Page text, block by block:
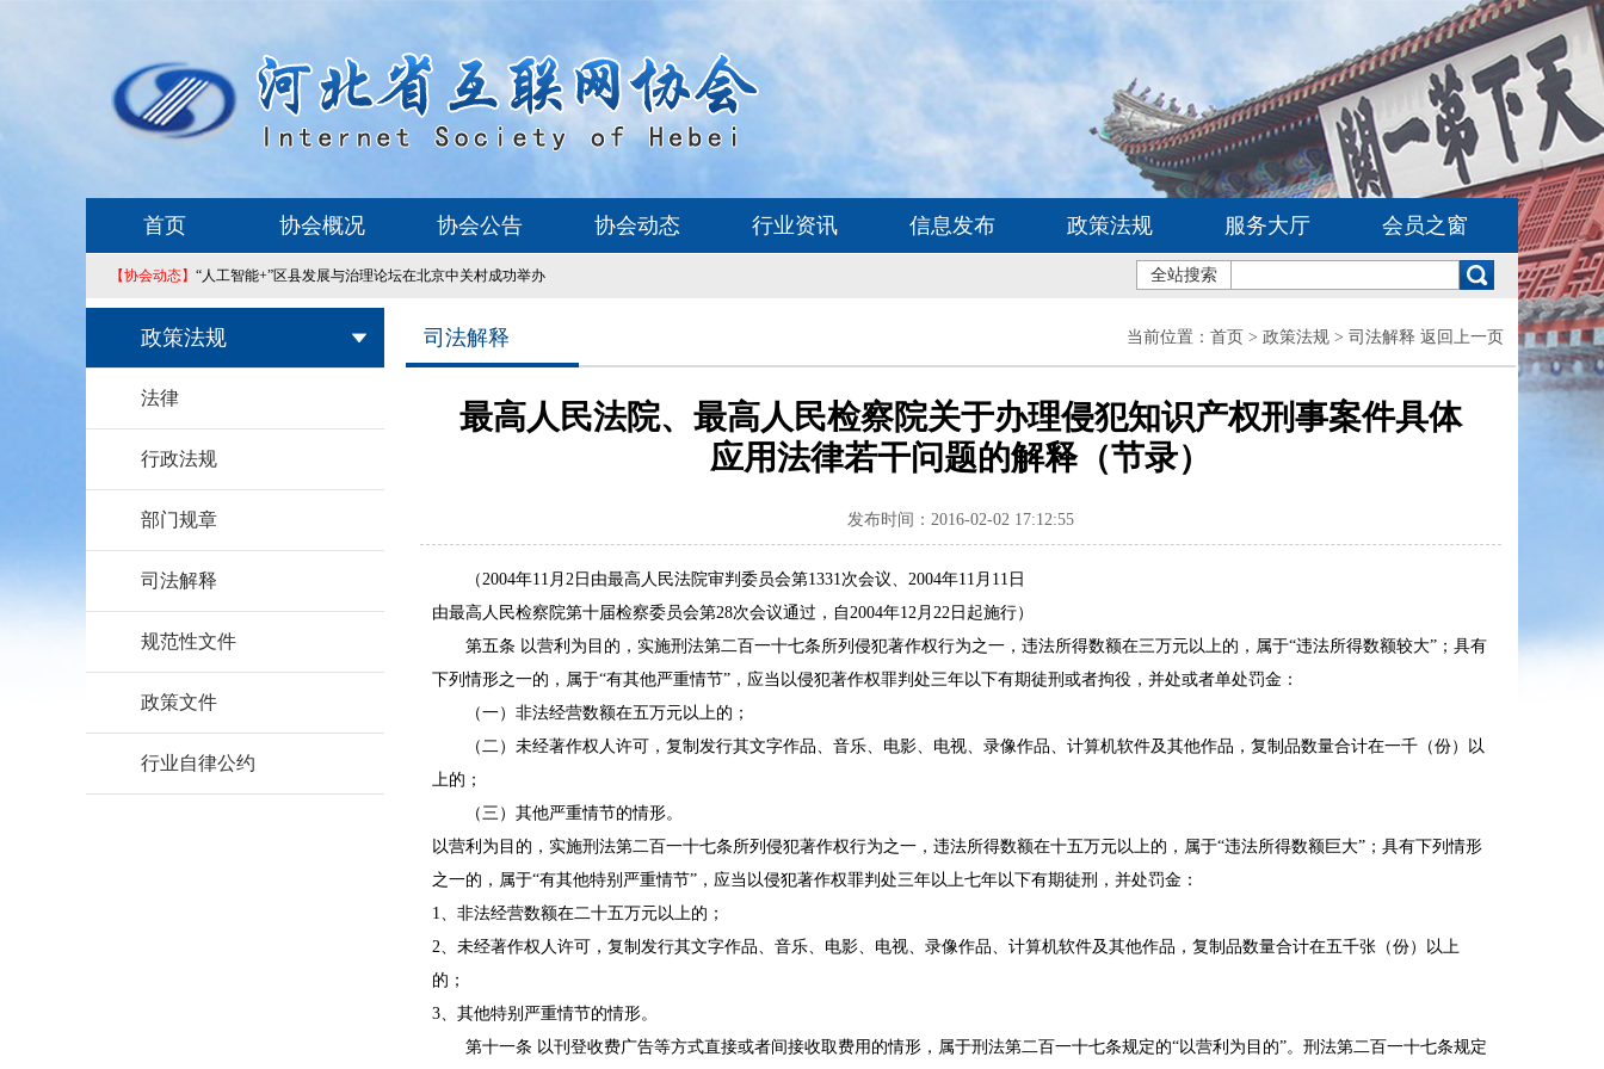
首页 协会概况 协会公告 协会动态 行业资讯 信息发布 政策法规 服务大厅 会员之窗
【协会动态】 “人工智能+”区县发展与治理论坛在北京中关村成功举办 全站搜索
政策法规
法律
行政法规
部门规章
司法解释
规范性文件
政策文件
行业自律公约
司法解释 当前位置： 首页 > 政策法规 > 司法解释 返回上一页
最高人民法院、最高人民检察院关于办理侵犯知识产权刑事案件具体
应用法律若干问题的解释（节录）
发布时间：2016-02-02 17:12:55
（2004年11月2日由最高人民法院审判委员会第1331次会议、2004年11月11日
由最高人民检察院第十届检察委员会第28次会议通过，自2004年12月22日起施行）
第五条 以营利为目的，实施刑法第二百一十七条所列侵犯著作权行为之一，违法所得数额在三万元以上的，属于“违法所得数额较大”；具有
下列情形之一的，属于“有其他严重情节”，应当以侵犯著作权罪判处三年以下有期徒刑或者拘役，并处或者单处罚金：
（一）非法经营数额在五万元以上的；
（二）未经著作权人许可，复制发行其文字作品、音乐、电影、电视、录像作品、计算机软件及其他作品，复制品数量合计在一千（份）以
上的；
（三）其他严重情节的情形。
以营利为目的，实施刑法第二百一十七条所列侵犯著作权行为之一，违法所得数额在十五万元以上的，属于“违法所得数额巨大”；具有下列情形
之一的，属于“有其他特别严重情节”，应当以侵犯著作权罪判处三年以上七年以下有期徒刑，并处罚金：
1、非法经营数额在二十五万元以上的；
2、未经著作权人许可，复制发行其文字作品、音乐、电影、电视、录像作品、计算机软件及其他作品，复制品数量合计在五千张（份）以上
的；
3、其他特别严重情节的情形。
第十一条 以刊登收费广告等方式直接或者间接收取费用的情形，属于刑法第二百一十七条规定的“以营利为目的”。刑法第二百一十七条规定